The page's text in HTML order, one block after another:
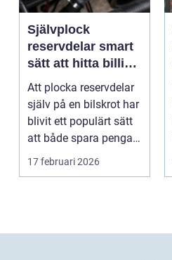
Självplock
reservdelar smart
sätt att hitta billiga
bildelar
Att plocka reservdelar
själv på en bilskrot har
blivit ett populärt sätt
att både spara pengar
och g...
17 februari 2026